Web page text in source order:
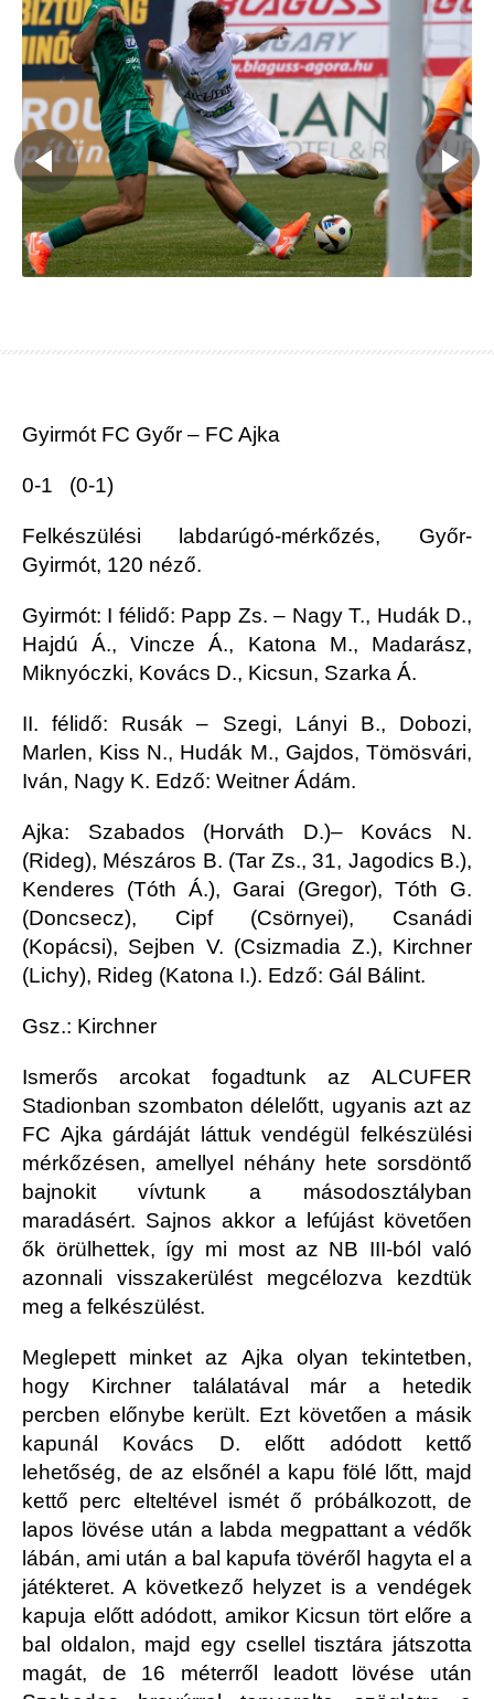
Gyirmót FC Győr – FC Ajka
0-1 (0-1)
Felkészülési labdarúgó-mérkőzés, Győr-
Gyirmót, 120 néző.
Gyirmót: I félidő: Papp Zs. – Nagy T., Hudák D.,
Hajdú Á., Vincze Á., Katona M., Madarász,
Miknyóczki, Kovács D., Kicsun, Szarka Á.
II. félidő: Rusák – Szegi, Lányi B., Dobozi,
Marlen, Kiss N., Hudák M., Gajdos, Tömösvári,
Iván, Nagy K. Edző: Weitner Ádám.
Ajka: Szabados (Horváth D.)– Kovács N.
(Rideg), Mészáros B. (Tar Zs., 31, Jagodics B.),
Kenderes (Tóth Á.), Garai (Gregor), Tóth G.
(Doncsecz), Cipf (Csörnyei), Csanádi
(Kopácsi), Sejben V. (Csizmadia Z.), Kirchner
(Lichy), Rideg (Katona I.). Edző: Gál Bálint.
Gsz.: Kirchner
Ismerős arcokat fogadtunk az ALCUFER
Stadionban szombaton délelőtt, ugyanis azt az
FC Ajka gárdáját láttuk vendégül felkészülési
mérkőzésen, amellyel néhány hete sorsdöntő
bajnokit vívtunk a másodosztályban
maradásért. Sajnos akkor a lefújást követően
ők örülhettek, így mi most az NB III-ból való
azonnali visszakerülést megcélozva kezdtük
meg a felkészülést.
Meglepett minket az Ajka olyan tekintetben,
hogy Kirchner találatával már a hetedik
percben előnybe került. Ezt követően a másik
kapunál Kovács D. előtt adódott kettő
lehetőség, de az elsőnél a kapu fölé lőtt, majd
kettő perc elteltével ismét ő próbálkozott, de
lapos lövése után a labda megpattant a védők
lábán, ami után a bal kapufa tövéről hagyta el a
játékteret. A következő helyzet is a vendégek
kapuja előtt adódott, amikor Kicsun tört előre a
bal oldalon, majd egy csellel tisztára játszotta
magát, de 16 méterről leadott lövése után